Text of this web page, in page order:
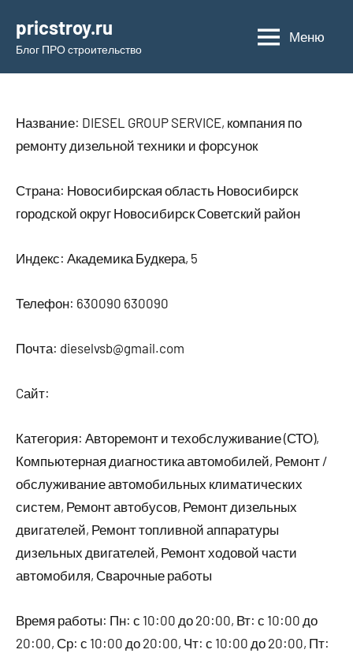
содержимому
pricstroy.ru
Блог ПРО строительство
Меню
Название: DIESEL GROUP SERVICE, компания по
ремонту дизельной техники и форсунок
Страна: Новосибирская область Новосибирск
городской округ Новосибирск Советский район
Индекс: Академика Будкера, 5
Телефон: 630090 630090
Почта: dieselvsb@gmail.com
Cайт:
Категория: Авторемонт и техобслуживание (СТО),
Компьютерная диагностика автомобилей, Ремонт /
обслуживание автомобильных климатических
систем, Ремонт автобусов, Ремонт дизельных
двигателей, Ремонт топливной аппаратуры
дизельных двигателей, Ремонт ходовой части
автомобиля, Сварочные работы
Время работы: Пн: с 10:00 до 20:00, Вт: с 10:00 до
20:00, Ср: с 10:00 до 20:00, Чт: с 10:00 до 20:00, Пт: